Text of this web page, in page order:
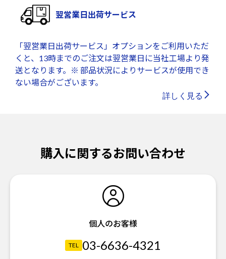
翌営業日出荷サービス
「翌営業日出荷サービス」オプションをご利用いただ
くと、13時までのご注文は翌営業日に当社工場より発
送となります。※ 部品状況によりサービスが使用でき
ない場合がございます。
詳しく見る
購入に関するお問い合わせ
個人のお客様
TEL 03-6636-4321